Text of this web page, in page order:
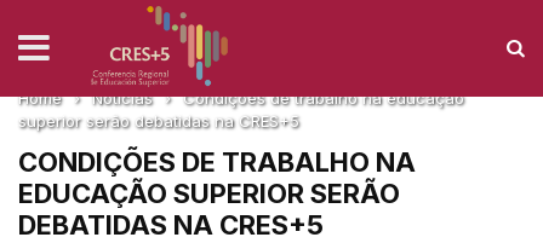
NOTICIAS
Home › Noticias ›
Condições de trabalho na educação
superior serão debatidas na CRES+5
CONDIÇÕES DE TRABALHO NA
EDUCAÇÃO SUPERIOR SERÃO
DEBATIDAS NA CRES+5